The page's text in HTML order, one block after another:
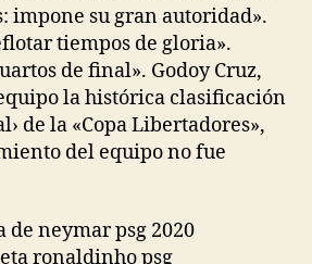
impone su gran autoridad».
tiempos de gloria».
de final». Godoy Cruz,
la histórica clasificación
de la «Copa Libertadores»,
del equipo no fue